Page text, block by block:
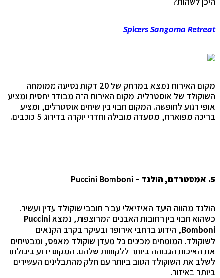
Spicers Sangoma Retreat
מקום האירוח נמצא במרחק של 20 דקות נסיעה ממומחה
השוקולד של אוסטרליה. מקום האירוח הזה מבודד יחסית ומציע
אופי רגוע לחופשה. המקום חבוי בין שיחים אוסטרלים, ומציע
בריכה מפוארת, מסעדה מובילה וחדרי יוקרה בדירוג 5 כוכבים.
5. אמסטרדם, הולנד – Puccini Bomboni
הולנד מהווה היעד האידיאלי עבור חובבי שוקולד עדין ועשיר.
כשהוא חבוי בין רחובות האבנים המרוצפות, נמצא Puccini
Bomboni , הידוע ברחבי אירופה ובעיקר בקרב הקנאים
לשוקולד. המומחים מכינים כל מעדן שוקולד מאפס, ומבטיחים
את האיכות הגבוהה ביותר ללקוחות שלהם. המקום ידוע ביכולתו
לשלב את השוקולד הטוב ביותר עם חלק מהתבלינים העשירים
ביותר באיזור.